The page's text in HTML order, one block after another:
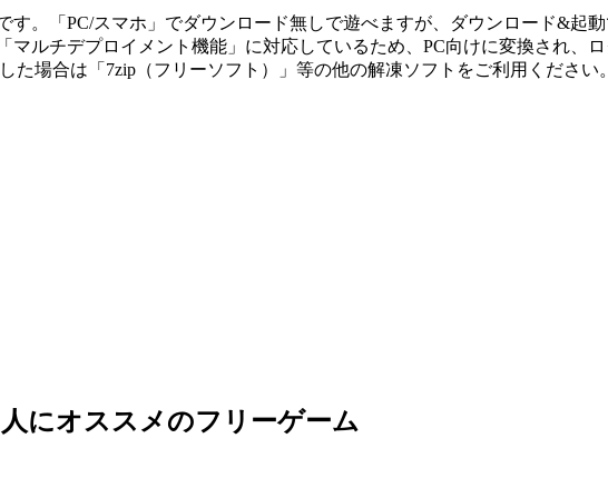
す。「PC/スマホ」でダウンロード無しで遊べますが、ダウンロード&起
マルチデプロイメント機能」に対応しているため、PC向けに変換され、
た場合は「7zip（フリーソフト）」等の他の解凍ソフトをご利用ください。
にオススメのフリーゲーム